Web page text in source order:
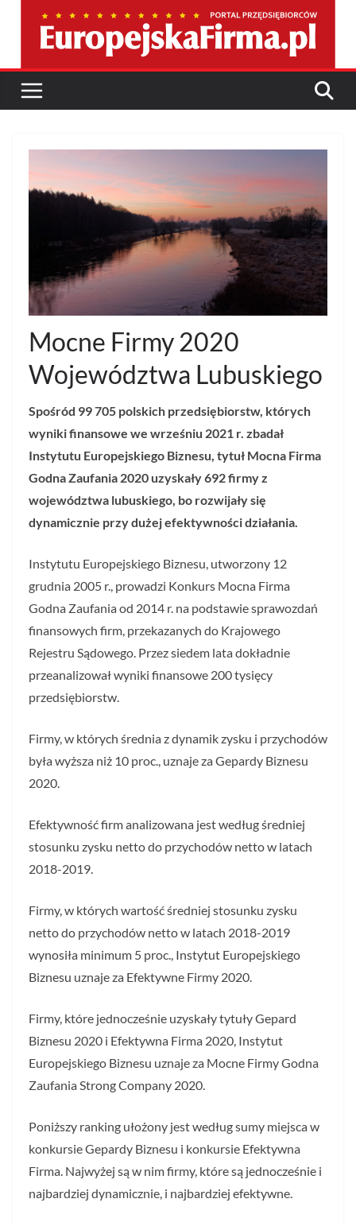
Mocne Firmy 2020
Województwa Lubuskiego
Spośród 99 705 polskich przedsiębiorstw, których
wyniki finansowe we wrześniu 2021 r. zbadał
Instytutu Europejskiego Biznesu, tytuł Mocna Firma
Godna Zaufania 2020 uzyskały 692 firmy z
województwa lubuskiego, bo rozwijały się
dynamicznie przy dużej efektywności działania.
Instytutu Europejskiego Biznesu, utworzony 12
grudnia 2005 r., prowadzi Konkurs Mocna Firma
Godna Zaufania od 2014 r. na podstawie sprawozdań
finansowych firm, przekazanych do Krajowego
Rejestru Sądowego. Przez siedem lata dokładnie
przeanalizował wyniki finansowe 200 tysięcy
przedsiębiorstw.
Firmy, w których średnia z dynamik zysku i przychodów
była wyższa niż 10 proc., uznaje za Gepardy Biznesu
2020.
Efektywność firm analizowana jest według średniej
stosunku zysku netto do przychodów netto w latach
2018-2019.
Firmy, w których wartość średniej stosunku zysku
netto do przychodów netto w latach 2018-2019
wynosiła minimum 5 proc., Instytut Europejskiego
Biznesu uznaje za Efektywne Firmy 2020.
Firmy, które jednocześnie uzyskały tytuły Gepard
Biznesu 2020 i Efektywna Firma 2020, Instytut
Europejskiego Biznesu uznaje za Mocne Firmy Godna
Zaufania Strong Company 2020.
Poniższy ranking ułożony jest według sumy miejsca w
konkursie Gepardy Biznesu i konkursie Efektywna
Firma. Najwyżej są w nim firmy, które są jednocześnie i
najbardziej dynamicznie, i najbardziej efektywne.